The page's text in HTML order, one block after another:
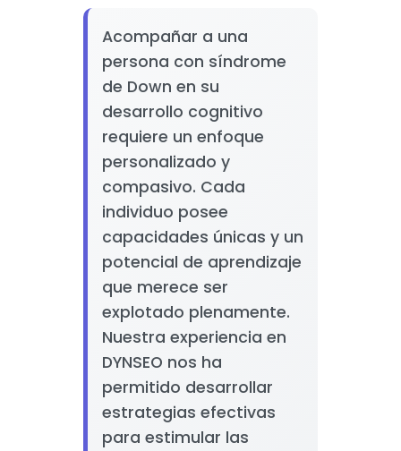
Acompañar a una
persona con síndrome
de Down en su
desarrollo cognitivo
requiere un enfoque
personalizado y
compasivo. Cada
individuo posee
capacidades únicas y un
potencial de aprendizaje
que merece ser
explotado plenamente.
Nuestra experiencia en
DYNSEO nos ha
permitido desarrollar
estrategias efectivas
para estimular las